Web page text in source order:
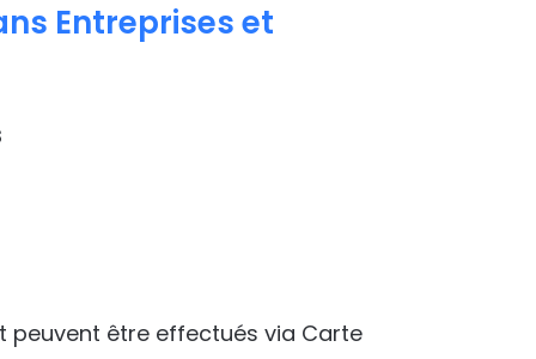
Entreprises et
peuvent être effectués via Carte